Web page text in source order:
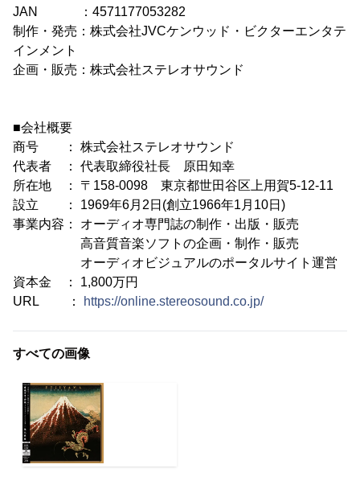
JAN ：4571177053282
制作・発売：株式会社JVCケンウッド・ビクターエンタテ
インメント
企画・販売：株式会社ステレオサウンド
■会社概要
商号 ： 株式会社ステレオサウンド
代表者 ： 代表取締役社長 原田知幸
所在地 ： 〒158-0098 東京都世田谷区上用賀5-12-11
設立 ： 1969年6月2日(創立1966年1月10日)
事業内容： オーディオ専門誌の制作・出版・販売
高音質音楽ソフトの企画・制作・販売
オーディオビジュアルのポータルサイト運営
資本金 ： 1,800万円
URL ：
https://online.stereosound.co.jp/
すべての画像